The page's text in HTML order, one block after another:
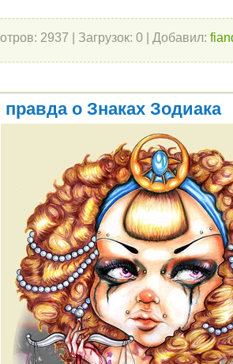
2937 Загрузок: 0 Добавил:
правда о Знаках Зодиака